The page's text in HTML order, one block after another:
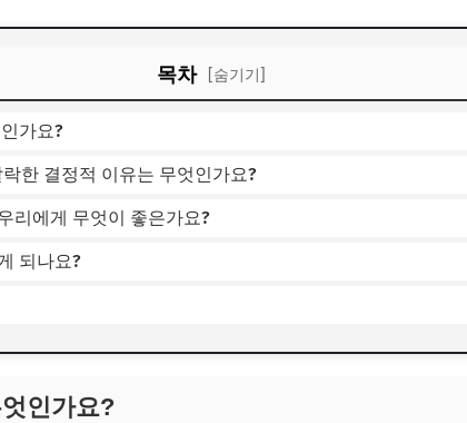
목차 [숨기기]
가요?
한 결정적 이유는 무엇인가요?
리에게 무엇이 좋은가요?
되나요?
인가요?